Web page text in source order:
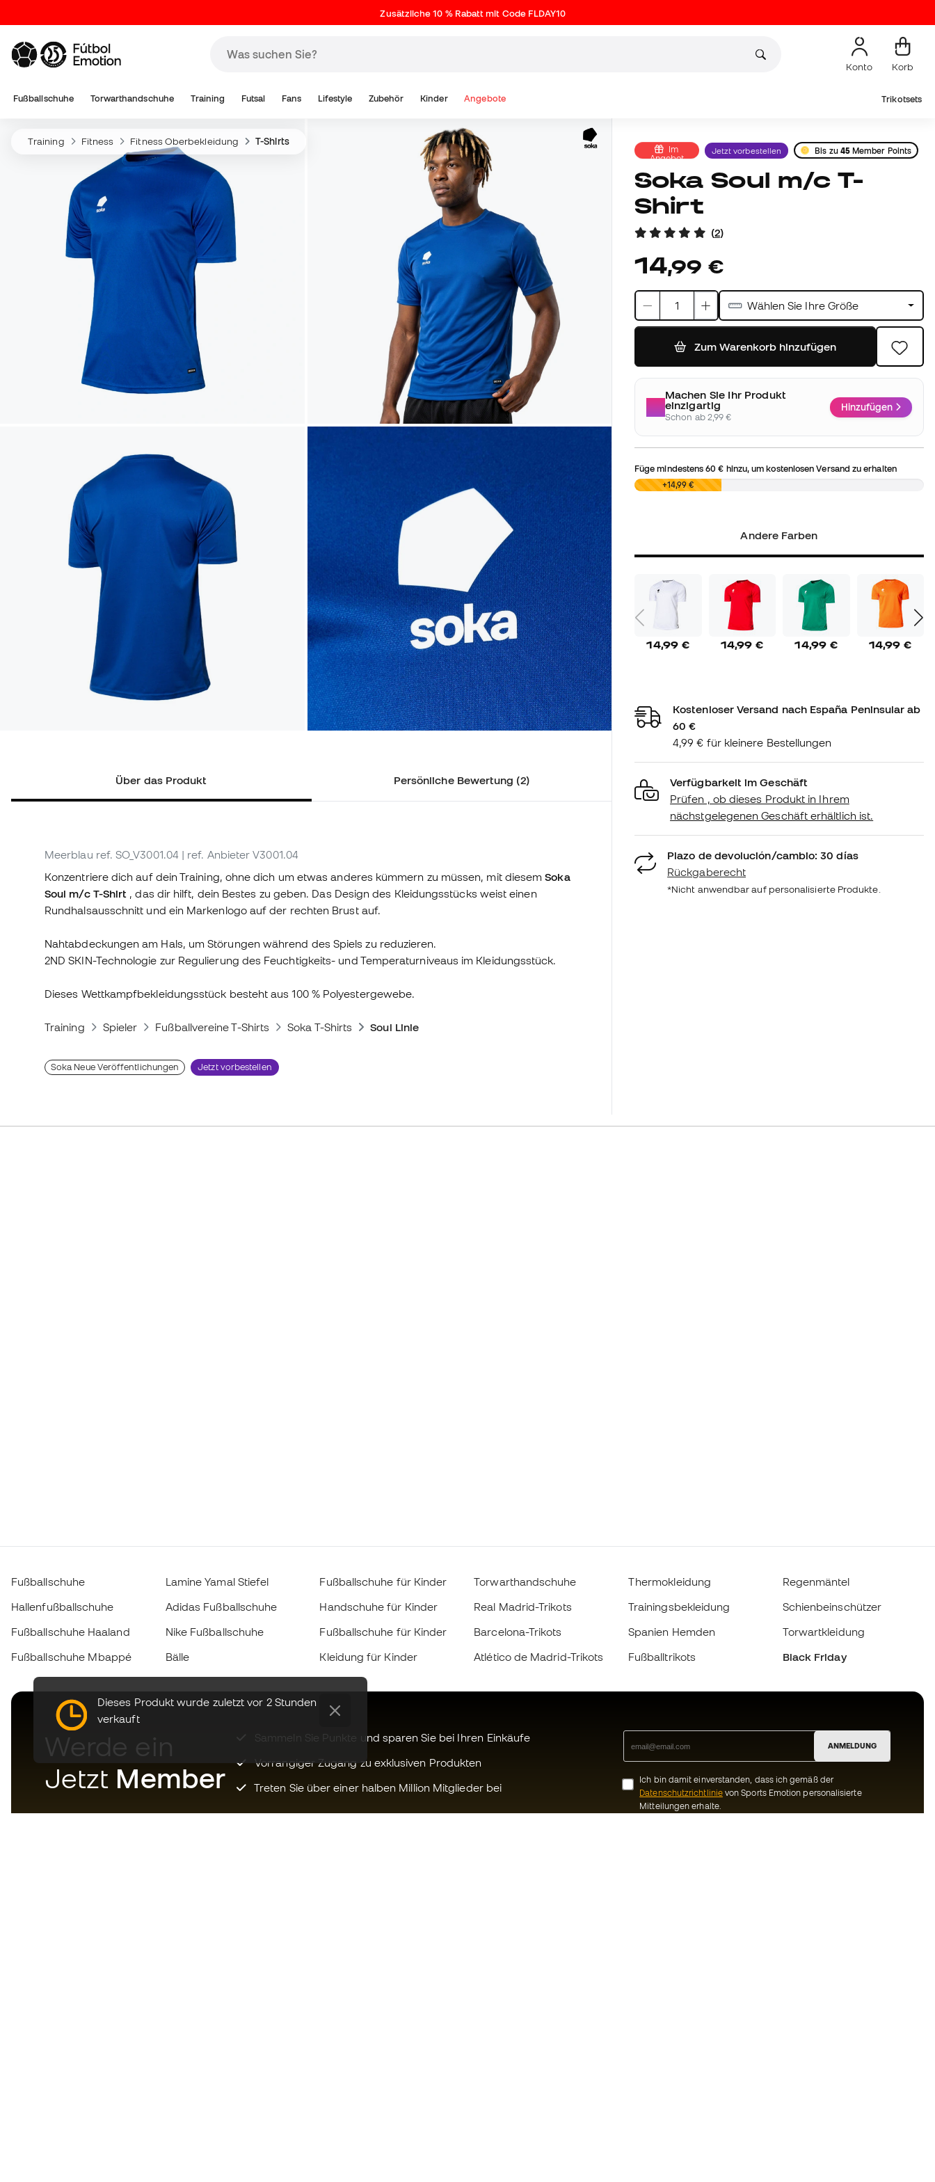
Zusätzliche 10 % Rabatt mit Code FLDAY10
Konto Korb
Fußballschuhe Torwarthandschuhe Training Futsal Fans Lifestyle Zubehör Kinder Angebote Trikotsets
Training Fitness Fitness Oberbekleidung T-Shirts
Über das Produkt Persönliche Bewertung (2)
Meerblau ref. SO_V3001.04 | ref. Anbieter V3001.04
Konzentriere dich auf dein Training, ohne dich um etwas anderes kümmern zu müssen, mit diesemSoka
Soul m/c T-Shirt , das dir hilft, dein Bestes zu geben. Das Design des Kleidungsstücks weist einen
Rundhalsausschnitt und ein Markenlogo auf der rechten Brust auf.
Nahtabdeckungen am Hals, um Störungen während des Spiels zu reduzieren.
2ND SKIN-Technologie zur Regulierung des Feuchtigkeits- und Temperaturniveaus im Kleidungsstück.
Dieses Wettkampfbekleidungsstück besteht aus 100 % Polyestergewebe.
Training Spieler Fußballvereine T-Shirts Soka T-Shirts Soul Linie
Soka Neue Veröffentlichungen Jetzt vorbestellen
Im
Angebot
Jetzt vorbestellen Bis zu 45Member Points
Soka Soul m/c T-
Shirt
(2)
14,99 €
Wählen Sie Ihre Größe
Zum Warenkorb hinzufügen
Machen Sie Ihr Produkt
einzigartig
Schon ab 2,99 €
Hinzufügen
Füge mindestens60 € hinzu, um kostenlosen Versand zu erhalten
0,00 € +14,99 €
Andere Farben
14,99 € 14,99 € 14,99 € 14,99 €
Kostenloser Versand nach España Peninsular ab
60 €
4,99 € für kleinere Bestellungen
Verfügbarkeit im Geschäft
Prüfen , ob dieses Produkt in Ihrem
nächstgelegenen Geschäft erhältlich ist.
Plazo de devolución/cambio: 30 días
Rückgaberecht
*Nicht anwendbar auf personalisierte Produkte.
Dieses Produkt wurde zuletzt vor 2 Stunden
verkauft
Fußballschuhe
Hallenfußballschuhe
Fußballschuhe Haaland
Fußballschuhe Mbappé
Lamine Yamal Stiefel
Adidas Fußballschuhe
Nike Fußballschuhe
Bälle
Fußballschuhe für Kinder
Handschuhe für Kinder
Fußballschuhe für Kinder
Kleidung für Kinder
Torwarthandschuhe
Real Madrid-Trikots
Barcelona-Trikots
Atlético de Madrid-Trikots
Thermokleidung
Trainingsbekleidung
Spanien Hemden
Fußballtrikots
Regenmäntel
Schienbeinschützer
Torwartkleidung
Black Friday
Werde ein
Jetzt Member
Sammeln Sie Punkte und sparen Sie bei Ihren Einkäufe
Vorrangiger Zugang zu exklusiven Produkten
Treten Sie über einer halben Million Mitglieder bei
ANMELDUNG
Ich bin damit einverstanden, dass ich gemäß der
Datenschutzrichtlinievon Sports Emotion personalisierte
Mitteilungen erhalte.